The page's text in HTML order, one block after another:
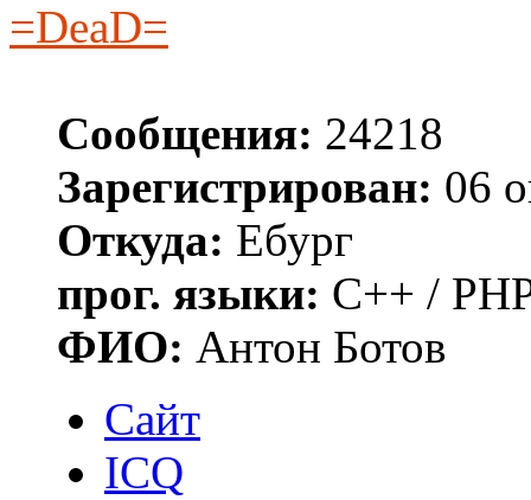
=DeaD=
Сообщения: 24218
Зарегистрирован: 06
Откуда: Ебург
прог. языки: C++ /
ФИО: Антон Ботов
Сайт
ICQ